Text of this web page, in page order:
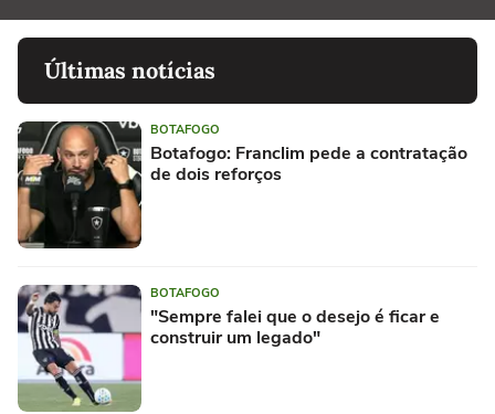
Últimas notícias
BOTAFOGO
Botafogo: Franclim pede a contratação
de dois reforços
BOTAFOGO
"Sempre falei que o desejo é ficar e
construir um legado"